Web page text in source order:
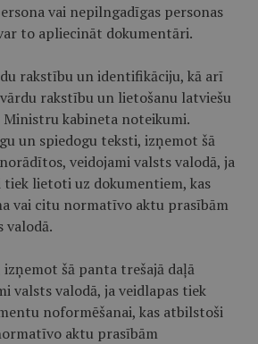
vai nepilngadīgas personas
to apliecināt dokumentāri.
rakstību un identifikāciju, kā arī
rakstību un lietošanu latviešu
kabineta noteikumi.
un spiedogu teksti, izņemot šā
veidojami valsts valodā, ja
tiek lietoti uz dokumentiem, kas
vai citu normatīvo aktu prasībām
valodā.
šā panta trešajā daļā
valsts valodā, ja veidlapas tiek
noformēšanai, kas atbilstoši
aktu prasībām